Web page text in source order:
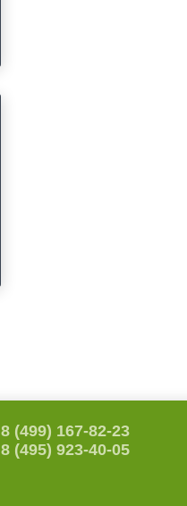
8 (499) 167-82-23
8 (495) 923-40-05